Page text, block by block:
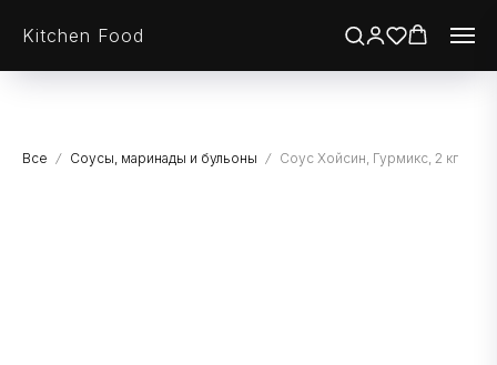
Kitchen Food
Все Соусы, маринады и бульоны Соус Хойсин, Гурмикс, 2 кг